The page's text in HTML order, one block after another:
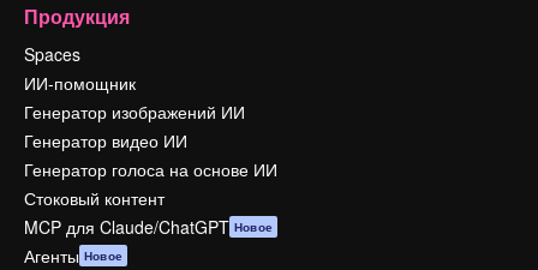
Продукция
Spaces
ИИ-помощник
Генератор изображений ИИ
Генератор видео ИИ
Генератор голоса на основе ИИ
Стоковый контент
MCP для Claude/ChatGPT Новое
Агенты Новое